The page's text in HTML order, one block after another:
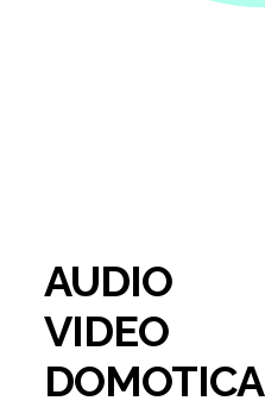
AUDIO
VIDEO
DOMOTICA